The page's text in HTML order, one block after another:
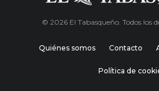
© 2026 El Tabasqueño. Todos los
Quiénes somos Contacto
Política de